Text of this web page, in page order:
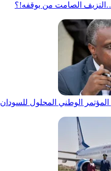
الصامت من يوقفه!؟
الوطني المحلول للسودان